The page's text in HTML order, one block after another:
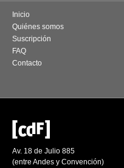
Inicio
Quiénes somos
Suscripción
FAQ
Contacto
Av. 18 de Julio 885
(entre Andes y Convención)